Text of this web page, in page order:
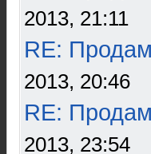
2013, 21:11
RE:
2013, 20:46
RE:
2013, 23:54